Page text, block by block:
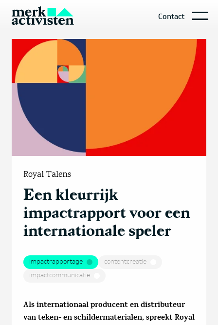
Contact
Royal Talens
Een kleurrijk
impactrapport voor een
internationale speler
impactrapportage
contentcreatie
impactcommunicatie
Als internationaal producent en distributeur
van teken- en schildermaterialen, spreekt Royal